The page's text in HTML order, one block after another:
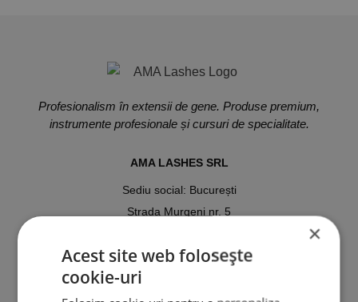
Profesionalism în extensii de gene. Produse premium,
instrumente profesionale și cursuri de specialitate.
AMA LASHES SRL
Sediu social: București
Strada Murgeni nr. 5
Reg. Com: J40/3049/2023
×
Acest site web folosește
cookie-uri